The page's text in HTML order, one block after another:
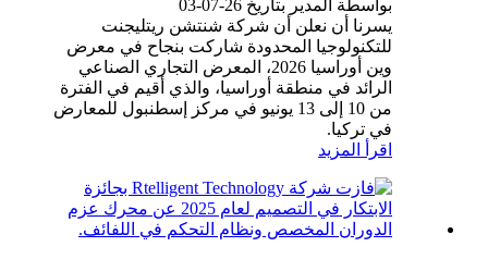
بواسطة المدير بتاريخ 26-07-03
يسرنا أن نعلن أن شركة شنتشن ريتليجنت
للتكنولوجيا المحدودة شاركت بنجاح في معرض
وين أوراسيا 2026، المعرض التجاري الصناعي
الرائد في منطقة أوراسيا، والذي أقيم في الفترة
من 10 إلى 13 يونيو في مركز إسطنبول للمعارض
في تركيا.
اقرأ المزيد